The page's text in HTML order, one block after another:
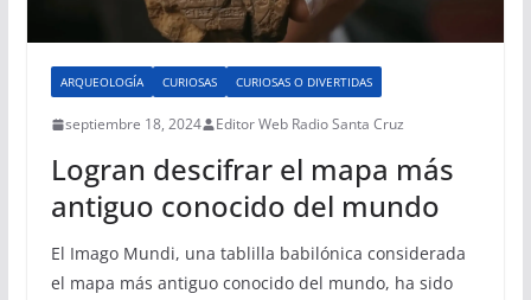
ARQUEOLOGÍA CURIOSAS CURIOSAS O DIVERTIDAS
septiembre 18, 2024 Editor Web Radio Santa Cruz
Logran descifrar el mapa más
antiguo conocido del mundo
El Imago Mundi, una tablilla babilónica considerada
el mapa más antiguo conocido del mundo, ha sido